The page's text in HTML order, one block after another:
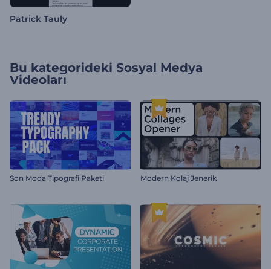
Patrick Tauly
Bu kategorideki Sosyal Medya
Videoları
Son Moda Tipografi Paketi Modern Kolaj Jenerik